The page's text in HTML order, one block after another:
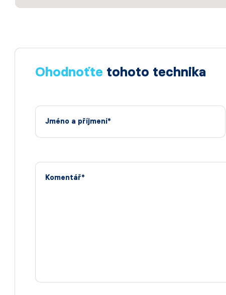
Ohodnoťte tohoto technika
Jméno a příjmení*
Komentář*